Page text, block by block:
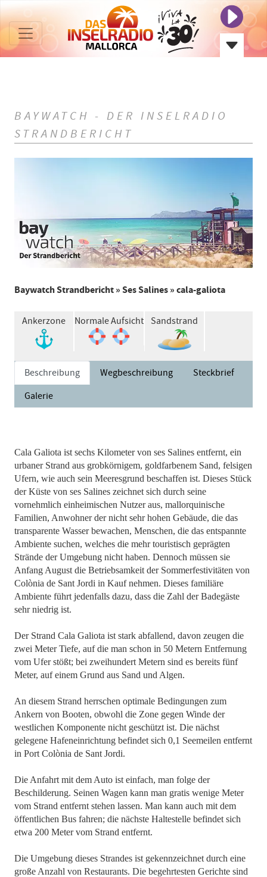
BAYWATCH - DER INSELRADIO
STRANDBERICHT
Baywatch Strandbericht»Ses Salines» cala-galiota
Ankerzone Normale Aufsicht Sandstrand
Beschreibung Wegbeschreibung
Steckbrief
Galerie
Cala Galiota ist sechs Kilometer von ses Salines entfernt, ein
urbaner Strand aus grobkörnigem, goldfarbenem Sand, felsigen
Ufern, wie auch sein Meeresgrund beschaffen ist. Dieses Stück
der Küste von ses Salines zeichnet sich durch seine
vornehmlich einheimischen Nutzer aus, mallorquinische
Familien, Anwohner der nicht sehr hohen Gebäude, die das
transparente Wasser bewachen, Menschen, die das entspannte
Ambiente suchen, welches die mehr touristisch geprägten
Strände der Umgebung nicht haben. Dennoch müssen sie
Anfang August die Betriebsamkeit der Sommerfestivitäten von
Colònia de Sant Jordi in Kauf nehmen. Dieses familiäre
Ambiente führt jedenfalls dazu, dass die Zahl der Badegäste
sehr niedrig ist.
Der Strand Cala Galiota ist stark abfallend, davon zeugen die
zwei Meter Tiefe, auf die man schon in 50 Metern Entfernung
vom Ufer stößt; bei zweihundert Metern sind es bereits fünf
Meter, auf einem Grund aus Sand und Algen.
An diesem Strand herrschen optimale Bedingungen zum
Ankern von Booten, obwohl die Zone gegen Winde der
westlichen Komponente nicht geschützt ist. Die nächst
gelegene Hafeneinrichtung befindet sich 0,1 Seemeilen entfernt
in Port Colònia de Sant Jordi.
Die Anfahrt mit dem Auto ist einfach, man folge der
Beschilderung. Seinen Wagen kann man gratis wenige Meter
vom Strand entfernt stehen lassen. Man kann auch mit dem
öffentlichen Bus fahren; die nächste Haltestelle befindet sich
etwa 200 Meter vom Strand entfernt.
Die Umgebung dieses Strandes ist gekennzeichnet durch eine
große Anzahl von Restaurants. Die begehrtesten Gerichte sind